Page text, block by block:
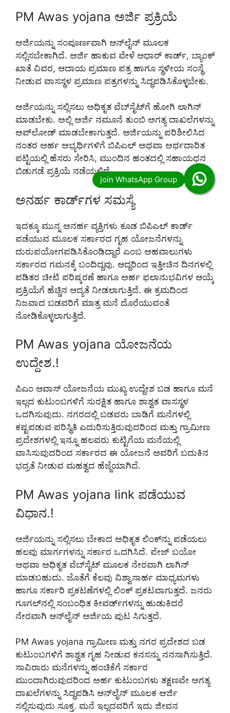
PM Awas yojana ಅರ್ಜಿ ಪ್ರಕ್ರಿಯೆ
ಅರ್ಜಿಯನ್ನು ಸಂಪೂರ್ಣವಾಗಿ ಆನ್‌ಲೈನ್ ಮೂಲಕ
ಸಲ್ಲಿಸಬೇಕಾಗಿದೆ. ಅರ್ಜಿ ಹಾಕುವ ವೇಳೆ ಆಧಾರ್ ಕಾರ್ಡ್, ಬ್ಯಾಂಕ್
ಖಾತೆ ವಿವರ, ಆದಾಯ ಪ್ರಮಾಣ ಪತ್ರ ಹಾಗೂ ಸ್ಥಳೀಯ ಸಂಸ್ಥೆ
ನೀಡುವ ವಾಸಸ್ಥಳ ಪ್ರಮಾಣ ಪತ್ರಗಳನ್ನು ಸಿದ್ಧಪಡಿಸಿಕೊಳ್ಳಬೇಕು.
ಅರ್ಜಿಯನ್ನು ಸಲ್ಲಿಸಲು ಅಧಿಕೃತ ವೆಬ್‌ಸೈಟ್‌ಗೆ ಹೋಗಿ ಲಾಗಿನ್
ಮಾಡಬೇಕು. ಅಲ್ಲಿ ಅರ್ಜಿ ನಮೂನೆ ತುಂಬಿ ಅಗತ್ಯ ದಾಖಲೆಗಳನ್ನು
ಅಪ್‌ಲೋಡ್ ಮಾಡಬೇಕಾಗುತ್ತದೆ. ಅರ್ಜಿಯನ್ನು ಪರಿಶೀಲಿಸಿದ
ನಂತರ ಅರ್ಹ ಅಭ್ಯರ್ಥಿಗಳಿಗೆ ಬಿಪಿಎಲ್ ಅಥವಾ ಅರ್ಥದಾರಿತ
ಪಟ್ಟಿಯಲ್ಲಿ ಹೆಸರು ಸೇರಿಸಿ, ಮುಂದಿನ ಹಂತದಲ್ಲಿ ಸಹಾಯಧನ
ಬಿಡುಗಡೆ ಪ್ರಕ್ರಿಯೆ ನಡೆಯಲಿದೆ.
ಅನರ್ಹ ಕಾರ್ಡ್‌ಗಳ ಸಮಸ್ಯೆ
ಇದಕ್ಕೂ ಮುನ್ನ ಅನರ್ಹ ವ್ಯಕ್ತಿಗಳು ಕೂಡ ಬಿಪಿಎಲ್ ಕಾರ್ಡ್
ಪಡೆಯುವ ಮೂಲಕ ಸರ್ಕಾರದ ಗೃಹ ಯೋಜನೆಗಳನ್ನು
ದುರುಪಯೋಗಪಡಿಸಿಕೊಂಡಿದ್ದಾರೆ ಎಂಬ ಅಹವಾಲುಗಳು
ಸರ್ಕಾರದ ಗಮನಕ್ಕೆ ಬಂದಿದ್ದವು. ಆದ್ದರಿಂದ ಇತ್ತೀಚಿನ ದಿನಗಳಲ್ಲಿ
ಪಡಿತರ ಚೀಟಿ ಪರಿಷ್ಕರಣೆ ಹಾಗೂ ಅರ್ಹ ಫಲಾನುಭವಿಗಳ ಆಯ್ಕೆ
ಪ್ರಕ್ರಿಯೆಗೆ ಹೆಚ್ಚಿನ ಆದ್ಯತೆ ನೀಡಲಾಗುತ್ತಿದೆ. ಈ ಕ್ರಮದಿಂದ
ನಿಜವಾದ ಬಡವರಿಗೆ ಮಾತ್ರ ಮನೆ ದೊರೆಯುವಂತೆ
ನೋಡಿಕೊಳ್ಳಲಾಗುತ್ತಿದೆ.
PM Awas yojana ಯೋಜನೆಯ
ಉದ್ದೇಶ.!
ಪಿಎಂ ಆವಾಸ್ ಯೋಜನೆಯ ಮುಖ್ಯ ಉದ್ದೇಶ ಬಡ ಹಾಗೂ ಮನೆ
ಇಲ್ಲದ ಕುಟುಂಬಗಳಿಗೆ ಸುರಕ್ಷಿತ ಹಾಗೂ ಶಾಶ್ವತ ವಾಸಸ್ಥಳ
ಒದಗಿಸುವುದು. ನಗರದಲ್ಲಿ ಬಡವರು ಬಾಡಿಗೆ ಮನೆಗಳಲ್ಲಿ
ಕಷ್ಟಪಡುವ ಪರಿಸ್ಥಿತಿ ಎದುರಿಸುತ್ತಿರುವುದರಿಂದ ಮತ್ತು ಗ್ರಾಮೀಣ
ಪ್ರದೇಶಗಳಲ್ಲಿ ಇನ್ನೂ ಹಲವರು ಕುಟ್ಟಿಗೆಯ ಮನೆಯಲ್ಲಿ
ವಾಸಿಸುವುದರಿಂದ ಸರ್ಕಾರದ ಈ ಯೋಜನೆ ಅವರಿಗೆ ಬದುಕಿನ
ಭದ್ರತೆ ನೀಡುವ ಮಹತ್ವದ ಹೆಜ್ಜೆಯಾಗಿದೆ.
PM Awas yojana link ಪಡೆಯುವ
ವಿಧಾನ.!
ಅರ್ಜಿಯನ್ನು ಸಲ್ಲಿಸಲು ಬೇಕಾದ ಅಧಿಕೃತ ಲಿಂಕ್‌ನ್ನು ಪಡೆಯಲು
ಹಲವು ಮಾರ್ಗಗಳನ್ನು ಸರ್ಕಾರ ಒದಗಿಸಿದೆ. ಪೇಜ್ ಬಯೋ
ಅಥವಾ ಅಧಿಕೃತ ವೆಬ್‌ಸೈಟ್ ಮೂಲಕ ನೇರವಾಗಿ ಲಾಗಿನ್
ಮಾಡಬಹುದು. ಜೊತೆಗೆ ಕೆಲವು ವಿಶ್ವಾಸಾರ್ಹ ಮಾಧ್ಯಮಗಳು
ಹಾಗೂ ಸರ್ಕಾರಿ ಪ್ರಕಟಣೆಗಳಲ್ಲಿ ಲಿಂಕ್ ಪ್ರಕಟವಾಗುತ್ತದೆ. ಜನರು
ಗೂಗಲ್‌ನಲ್ಲಿ ಸಂಬಂಧಿತ ಕೀವರ್ಡ್‌ಗಳನ್ನು ಹುಡುಕಿದರೆ
ನೇರವಾಗಿ ಆನ್‌ಲೈನ್ ಅರ್ಜಿಯ ಪುಟ ಸಿಗುತ್ತದೆ.
PM Awas yojana ಗ್ರಾಮೀಣ ಮತ್ತು ನಗರ ಪ್ರದೇಶದ ಬಡ
ಕುಟುಂಬಗಳಿಗೆ ಶಾಶ್ವತ ಗೃಹ ನೀಡುವ ಕನಸನ್ನು ನನಸಾಗಿಸುತ್ತಿದೆ.
ಸಾವಿರಾರು ಮನೆಗಳನ್ನು ಹಂಚಿಕೆಗೆ ಸರ್ಕಾರ
ಮುಂದಾಗಿರುವುದರಿಂದ ಅರ್ಹ ಕುಟುಂಬಗಳು ತಕ್ಷಣವೇ ಅಗತ್ಯ
ದಾಖಲೆಗಳನ್ನು ಸಿದ್ಧಪಡಿಸಿ ಆನ್‌ಲೈನ್ ಮೂಲಕ ಅರ್ಜಿ
ಸಲ್ಲಿಸುವುದು ಸೂಕ್ತ. ಮನೆ ಇಲ್ಲದವರಿಗೆ ಇದು ಜೀವನ